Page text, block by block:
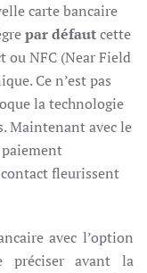
carte bancaire
par défautcette
ou NFC (Near Field
Ce n’est pas
la technologie
Maintenant avec le
fleurissent
avec l’option
préciser avant la